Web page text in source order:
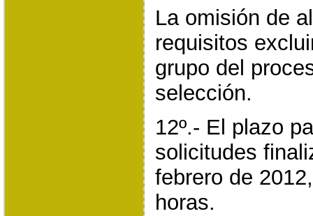
La omisión de
requisitos
grupo del
selección.
12º.- El plazo
solicitudes
febrero de
horas.